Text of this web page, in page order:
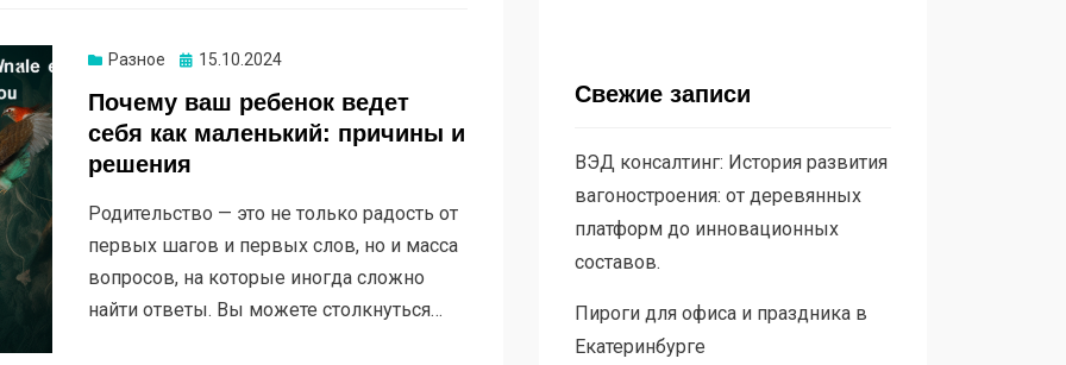
Разное Опубликовано
15.10.2024
Почему ваш ребенок ведет
себя как маленький: причины и
решения
Родительство — это не только радость от
первых шагов и первых слов, но и масса
вопросов, на которые иногда сложно
найти ответы. Вы можете столкнуться…
Свежие записи
ВЭД консалтинг: История развития
вагоностроения: от деревянных
платформ до инновационных
составов.
Пироги для офиса и праздника в
Екатеринбурге